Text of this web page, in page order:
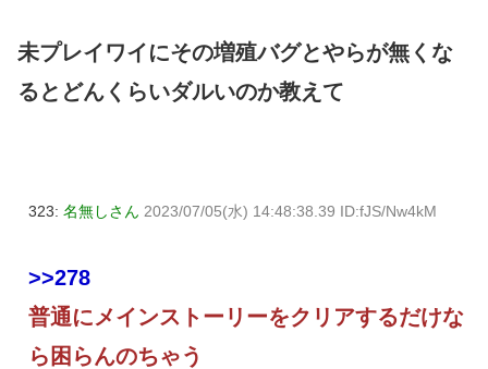
未プレイワイにその増殖バグとやらが無くな
るとどんくらいダルいのか教えて
323: 名無しさん 2023/07/05(水) 14:48:38.39 ID:fJS/Nw4kM
>>278
普通にメインストーリーをクリアするだけな
ら困らんのちゃう